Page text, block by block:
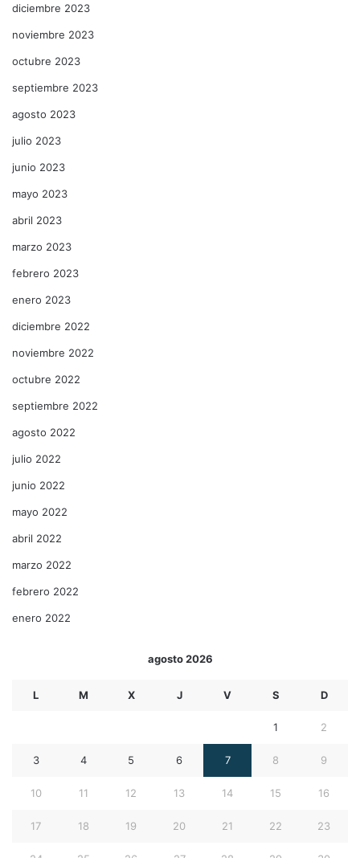
diciembre 2023
noviembre 2023
octubre 2023
septiembre 2023
agosto 2023
julio 2023
junio 2023
mayo 2023
abril 2023
marzo 2023
febrero 2023
enero 2023
diciembre 2022
noviembre 2022
octubre 2022
septiembre 2022
agosto 2022
julio 2022
junio 2022
mayo 2022
abril 2022
marzo 2022
febrero 2022
enero 2022
agosto 2026
L M X J V S D
1 2
3 4 5 6 7 8 9
10 11 12 13 14 15 16
17 18 19 20 21 22 23